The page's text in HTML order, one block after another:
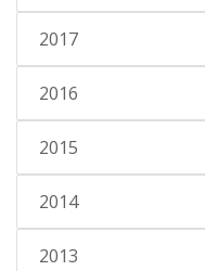
2017
2016
2015
2014
2013